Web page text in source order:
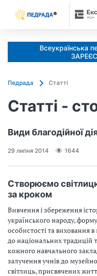
Всеукраїнська
Педрада Статті
Статті -
Види благодiйної
29 липня 2014 1644
Створюємо
за кроком
Вивчення і збереження
українського народу,
особистості та виховання
до національних традицій
кожного навчального
залучення учнів до
світлиць, присвячених